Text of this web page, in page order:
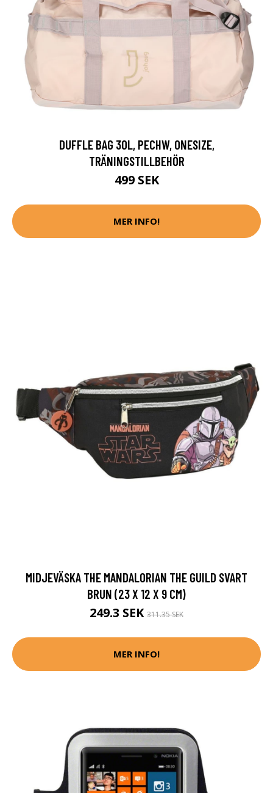
DUFFLE BAG 30L, PECHW, ONESIZE,
TRÄNINGSTILLBEHÖR
499 SEK
MER INFO!
MIDJEVÄSKA THE MANDALORIAN THE GUILD SVART
BRUN (23 X 12 X 9 CM)
249.3 SEK 311.35 SEK
MER INFO!